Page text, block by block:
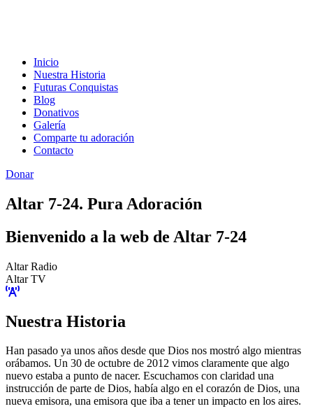
Inicio
Nuestra Historia
Futuras Conquistas
Blog
Donativos
Galería
Comparte tu adoración
Contacto
Donar
Altar 7-24. Pura Adoración
Bienvenido a la web de Altar 7-24
Altar Radio
Altar TV
Nuestra Historia
Han pasado ya unos años desde que Dios nos mostró algo mientras
orábamos. Un 30 de octubre de 2012 vimos claramente que algo
nuevo estaba a punto de nacer. Escuchamos con claridad una
instrucción de parte de Dios, había algo en el corazón de Dios, una
nueva emisora, una emisora que iba a tener un impacto en los aires.